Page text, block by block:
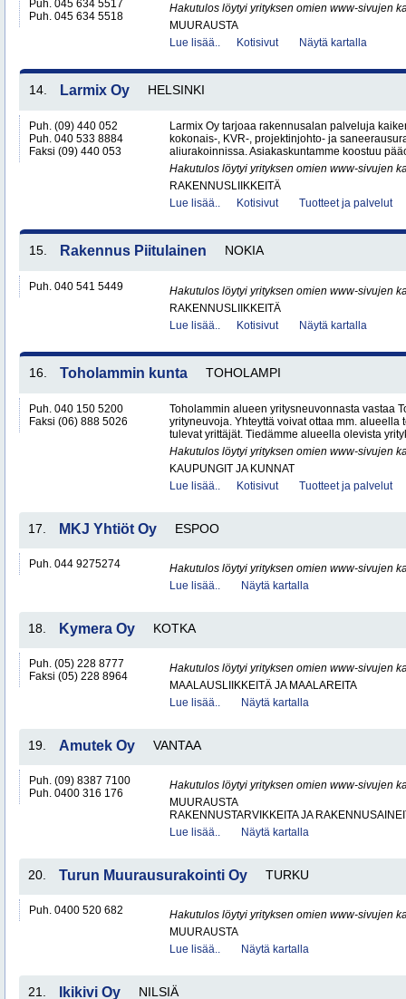
Puh. 045 634 5517
Puh. 045 634 5518
Hakutulos löytyi yrityksen omien www-sivujen
MUURAUSTA
Lue lisää..
Kotisivut Näytä kartalla
14. Larmix Oy HELSINKI
Puh. (09) 440 052
Puh. 040 533 8884
Faksi (09) 440 053
Larmix Oy tarjoaa rakennusalan palveluja
kokonais-, KVR-, projektinjohto- ja
aliurakoinnissa. Asiakaskuntamme koostuu
Hakutulos löytyi yrityksen omien www-sivujen
RAKENNUSLIIKKEITÄ
Lue lisää..
Kotisivut Tuotteet ja palvelut
15. Rakennus Piitulainen NOKIA
Puh. 040 541 5449
Hakutulos löytyi yrityksen omien www-sivujen
RAKENNUSLIIKKEITÄ
Lue lisää..
Kotisivut Näytä kartalla
16. Toholammin kunta TOHOLAMPI
Puh. 040 150 5200
Faksi (06) 888 5026
Toholammin alueen yritysneuvonnasta vastaa
yrityneuvoja. Yhteyttä voivat ottaa mm. alueella
tulevat yrittäjät. Tiedämme alueella olevista
Hakutulos löytyi yrityksen omien www-sivujen
KAUPUNGIT JA KUNNAT
Lue lisää..
Kotisivut Tuotteet ja palvelut
17. MKJ Yhtiöt Oy ESPOO
Puh. 044 9275274
Hakutulos löytyi yrityksen omien www-sivujen
Lue lisää..
Näytä kartalla
18. Kymera Oy KOTKA
Puh. (05) 228 8777
Faksi (05) 228 8964
Hakutulos löytyi yrityksen omien www-sivujen
MAALAUSLIIKKEITÄ JA MAALAREITA
Lue lisää..
Näytä kartalla
19. Amutek Oy VANTAA
Puh. (09) 8387 7100
Puh. 0400 316 176
Hakutulos löytyi yrityksen omien www-sivujen
MUURAUSTA
RAKENNUSTARVIKKEITA JA
Lue lisää..
Näytä kartalla
20. Turun Muurausurakointi Oy TURKU
Puh. 0400 520 682
Hakutulos löytyi yrityksen omien www-sivujen
MUURAUSTA
Lue lisää..
Näytä kartalla
21. Ikikivi Oy NILSIÄ